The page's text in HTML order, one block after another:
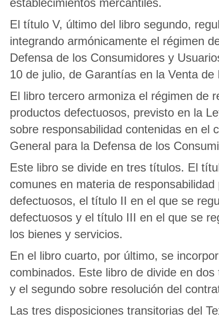
establecimientos mercantiles.
El título V, último del libro segundo,
integrando armónicamente el régimen
Defensa de los Consumidores y
10 de julio, de Garantías en la Venta
El libro tercero armoniza el régimen de
productos defectuosos, previsto en la
sobre responsabilidad contenidas en el
General para la Defensa de los
Este libro se divide en tres títulos. El
comunes en materia de
defectuosos, el título II en el que se
defectuosos y el título III en el que se
los bienes y servicios.
En el libro cuarto, por último, se
combinados. Este libro de divide en
y el segundo sobre resolución del
Las tres disposiciones transitorias del